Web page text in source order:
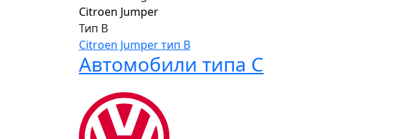
Citroen Jumper
Тип B
Citroen Jumper тип B
Автомобили типа C